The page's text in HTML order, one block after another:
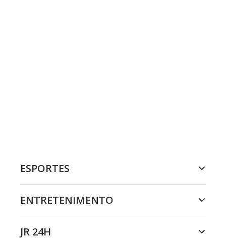
ESPORTES
ENTRETENIMENTO
JR 24H